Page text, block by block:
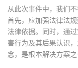
从此次事件中，我们
首先，应加强法律法
法律依据。同时，通
害行为及其后果认识
念，是根本解决方案之